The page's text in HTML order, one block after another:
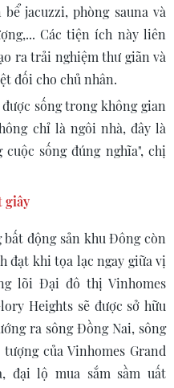
jacuzzi, phòng sauna và
Các tiện ích này liên
ra trải nghiệm thư giãn và
đối cho chủ nhân.
sống trong không gian
chỉ là ngôi nhà, đây là
sống đúng nghĩa", chị
giây
động sản khu Đông còn
đạt khi tọa lạc ngay giữa vị
lõi Đại đô thị Vinhomes
Heights sẽ được sở hữu
ra sông Đồng Nai, sông
của Vinhomes Grand
đại lộ mua sắm sầm uất